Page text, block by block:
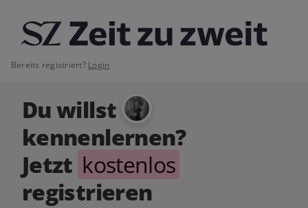
Bereits registriert? Login
Du willst
kennenlernen?
Jetzt kostenlos
registrieren